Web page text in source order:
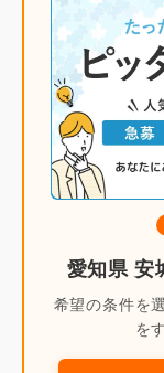
愛知県 安
希望の条件を
を